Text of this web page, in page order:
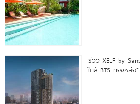
รีวิว XELF by
ใกล้ BTS ทองหล่อ